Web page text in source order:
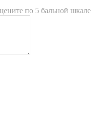
по 5 бальной шкале